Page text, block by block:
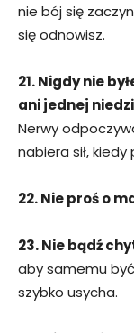
nie bój się
się odnowisz.
21. Nigdy nie
ani jednej
Nerwy
nabiera sił, kiedy
22. Nie proś o
23. Nie bądź
aby samemu
szybko usycha.